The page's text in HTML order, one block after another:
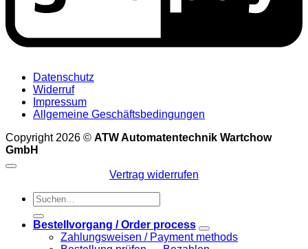
Datenschutz
Widerruf
Impressum
Allgemeine Geschäftsbedingungen
Copyright 2026 © ATW Automatentechnik Wartchow
GmbH
Vertrag widerrufen
Suchen
nach:
Bestellvorgang / Order process
Zahlungsweisen / Payment methods